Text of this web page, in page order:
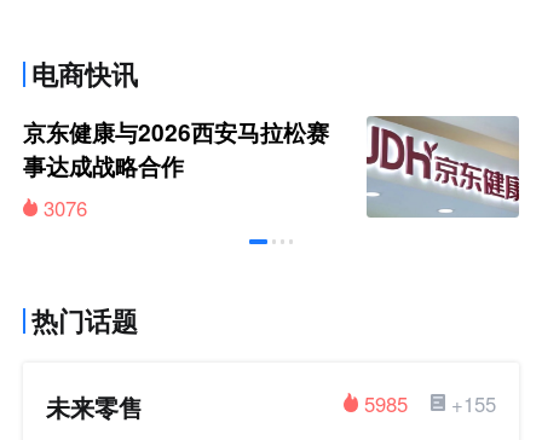
电商快讯
京东健康与2026西安马拉松赛
事达成战略合作
3076
热门话题
未来零售 +155
5985